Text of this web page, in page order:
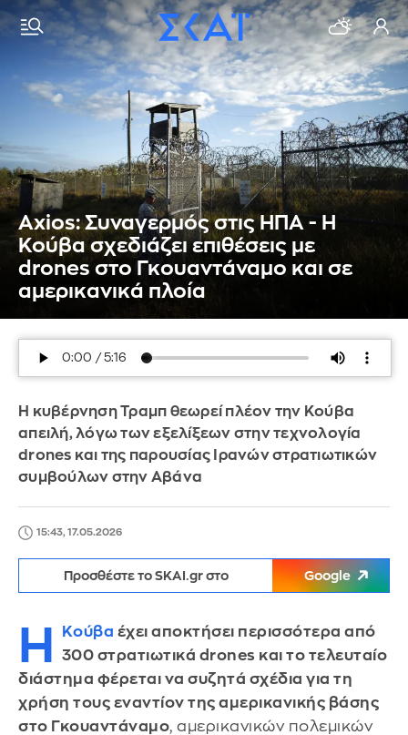
Axios: Συναγερμός στις ΗΠΑ - Η
Κούβα σχεδιάζει επιθέσεις με
drones στο Γκουαντάναμο και σε
αμερικανικά πλοία
H κυβέρνηση Τραμπ θεωρεί πλέον την Κούβα
απειλή, λόγω των εξελίξεων στην τεχνολογία
drones και της παρουσίας Ιρανών στρατιωτικών
συμβούλων στην Αβάνα
15:43, 17.05.2026
Προσθέστε το SKAI.gr στο Google
Η Κούβα έχει αποκτήσει περισσότερα από
300 στρατιωτικά drones και το τελευταίο
διάστημα φέρεται να συζητά σχέδια για τη
χρήση τους εναντίον της αμερικανικής βάσης
στο Γκουαντάναμο, αμερικανικών πολεμικών